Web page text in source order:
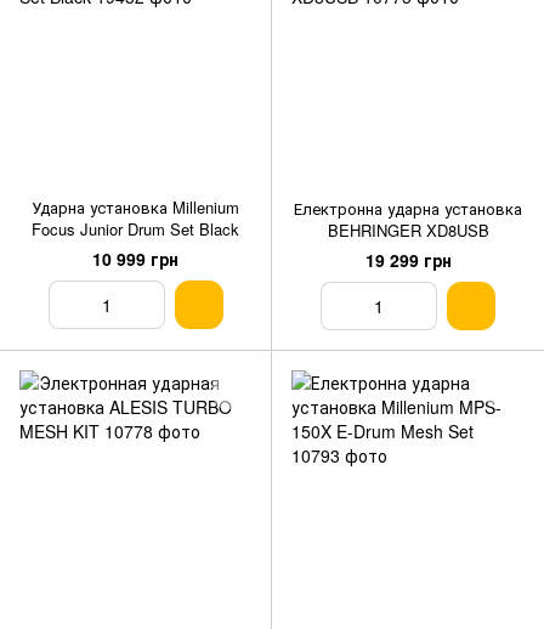
Ударна установка Millenium
Focus Junior Drum Set Black
10 999 грн
Електронна ударна установка
BEHRINGER XD8USB
19 299 грн